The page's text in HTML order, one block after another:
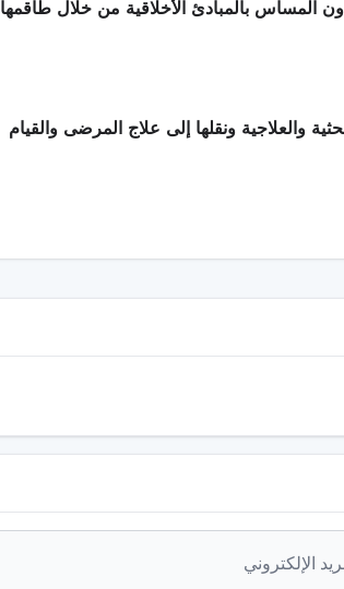
المساس بالمبادئ الأخلاقية من خلال طاقمها
والعلاجية ونقلها إلى علاج المرضى والقيام